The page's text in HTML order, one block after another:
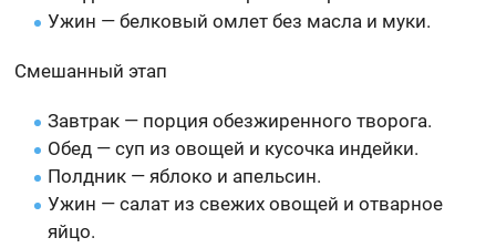
Ужин — белковый омлет без масла и муки.
Смешанный этап
Завтрак — порция обезжиренного творога.
Обед — суп из овощей и кусочка индейки.
Полдник — яблоко и апельсин.
Ужин — салат из свежих овощей и отварное
яйцо.